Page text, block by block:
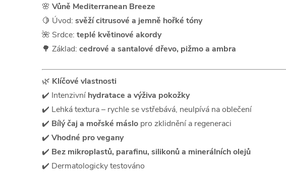
🌸 Vůně Mediterranean Breeze
🍋 Úvod: svěží citrusové a jemně hořké tóny
🌺 Srdce: teplé květinové akordy
🌳 Základ: cedrové a santalové dřevo, pižmo a ambra
🌿 Klíčové vlastnosti
✔️ Intenzivníhydratace a výživa pokožky
✔️ Lehká textura – rychle se vstřebává, neulpívá na oblečení
✔️ Bílý čaj a mořské máslo pro zklidnění a regeneraci
✔️ Vhodné pro vegany
✔️ Bez mikroplastů, parafinu, silikonů a minerálních olejů
✔️ Dermatologicky testováno